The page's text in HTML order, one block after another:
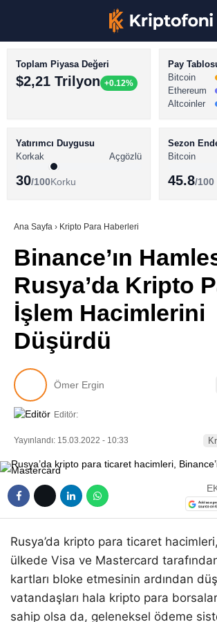
BİTCOİN HABERLERİ
ALTCOİN HABERLERİ
SÖZLÜK
Toplam Piyasa Değeri
$2,21 Trilyon +0.12%
Pay
Bitcoin
Ethereum
Altcoinler
Yatırımcı Duygusu
Korkak
Açgözlü
30/100Korku
Sezon
Bitcoin
45.8/100
Ana Sayfa › Kripto Para Haberleri
Binance’ın
Rusya’da Kripto
İşlem Hacimlerini
Düşürdü
Ömer Ergin
Editör:
Yayınlandı: 15.03.2022 - 10:33
Rusya’da kripto para ticaret
ülkede Visa ve Mastercard
kartları bloke etmesinin ardından
vatandaşları hala kripto para
sahip olsa da, geleneksel ödeme